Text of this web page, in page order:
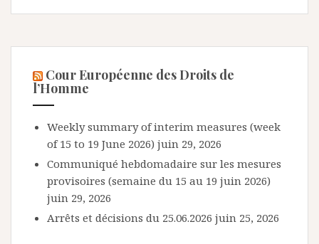
Cour Européenne des Droits de
l’Homme
Weekly summary of interim measures (week
of 15 to 19 June 2026) juin 29, 2026
Communiqué hebdomadaire sur les mesures
provisoires (semaine du 15 au 19 juin 2026)
juin 29, 2026
Arrêts et décisions du 25.06.2026 juin 25, 2026